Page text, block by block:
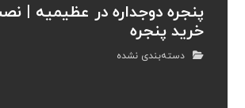
خرید پنجره
دسته‌بندی نشده